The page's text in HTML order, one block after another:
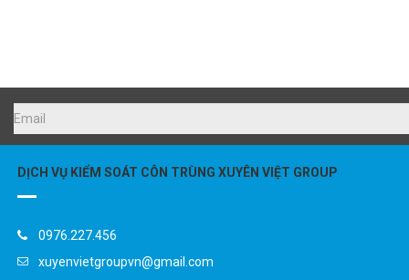
DỊCH VỤ KIỂM SOÁT CÔN TRÙNG XUYÊN VIỆT GROUP
0976.227.456
xuyenvietgroupvn@gmail.com